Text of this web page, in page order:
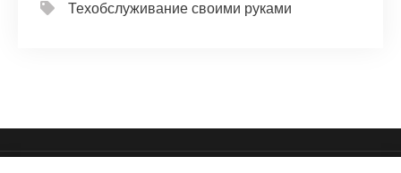
Техобслуживание своими руками